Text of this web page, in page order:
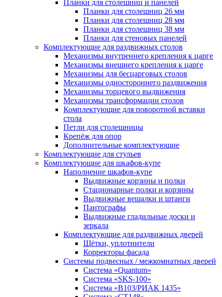
Планки для столешниц и панелей
Планки для столешниц 26 мм
Планки для столешниц 28 мм
Планки для столешниц 38 мм
Планки для стеновых панелей
Комплектующие для раздвижных столов
Механизмы внутреннего крепления к царге
Механизмы внешнего крепления к царге
Механизмы для бесцарговых столов
Механизмы одностороннего раздвижения
Механизмы торцевого выдвижения
Механизмы трансформации столов
Комплектующие для поворотной вставки
стола
Петли для столешницы
Крепёж для опор
Дополнительные комплектующие
Комплектующие для стульев
Комплектующие для шкафов-купе
Наполнение шкафов-купе
Выдвижные корзины и полки
Стационарные полки и корзины
Выдвижные вешалки и штанги
Пантографы
Выдвижные гладильные доски и
зеркала
Комплектующие для раздвижных дверей
Щётки, уплотнители
Корректоры фасада
Системы подвесных / межкомнатных дверей
Система «Quantum»
Система «SKS-100»
Система «B103/РИАК 1435»